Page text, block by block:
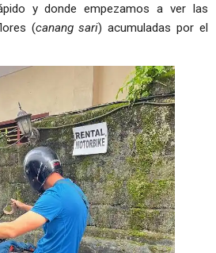
y donde empezamos a ver las
(canang sari) acumuladas por el